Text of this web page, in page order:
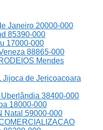
Janeiro 20000-000
85390-000
17000-000
88865-000
Mendes
Jijoca de Jericoacoara
38400-000
18000-000
Natal 59000-000